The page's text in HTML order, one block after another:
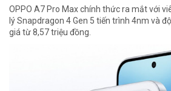
OPPO A7 Pro Max chính thức ra mắt với
lý Snapdragon 4 Gen 5 tiến trình 4nm và
giá từ 8,57 triệu đồng.